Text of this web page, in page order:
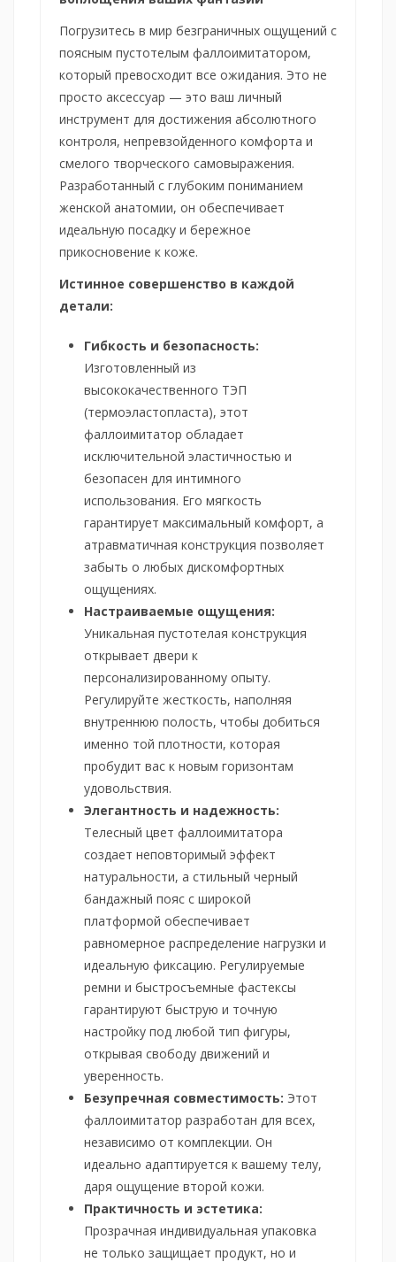
Погрузитесь в мир безграничных ощущений с
поясным пустотелым фаллоимитатором,
который превосходит все ожидания. Это не
просто аксессуар — это ваш личный
инструмент для достижения абсолютного
контроля, непревзойденного комфорта и
смелого творческого самовыражения.
Разработанный с глубоким пониманием
женской анатомии, он обеспечивает
идеальную посадку и бережное
прикосновение к коже.
Истинное совершенство в каждой
детали:
Гибкость и безопасность:
Изготовленный из
высококачественного ТЭП
(термоэластопласта), этот
фаллоимитатор обладает
исключительной эластичностью и
безопасен для интимного
использования. Его мягкость
гарантирует максимальный комфорт, а
атравматичная конструкция позволяет
забыть о любых дискомфортных
ощущениях.
Настраиваемые ощущения:
Уникальная пустотелая конструкция
открывает двери к
персонализированному опыту.
Регулируйте жесткость, наполняя
внутреннюю полость, чтобы добиться
именно той плотности, которая
пробудит вас к новым горизонтам
удовольствия.
Элегантность и надежность:
Телесный цвет фаллоимитатора
создает неповторимый эффект
натуральности, а стильный черный
бандажный пояс с широкой
платформой обеспечивает
равномерное распределение нагрузки и
идеальную фиксацию. Регулируемые
ремни и быстросъемные фастексы
гарантируют быструю и точную
настройку под любой тип фигуры,
открывая свободу движений и
уверенность.
Безупречная совместимость: Этот
фаллоимитатор разработан для всех,
независимо от комплекции. Он
идеально адаптируется к вашему телу,
даря ощущение второй кожи.
Практичность и эстетика:
Прозрачная индивидуальная упаковка
не только защищает продукт, но и